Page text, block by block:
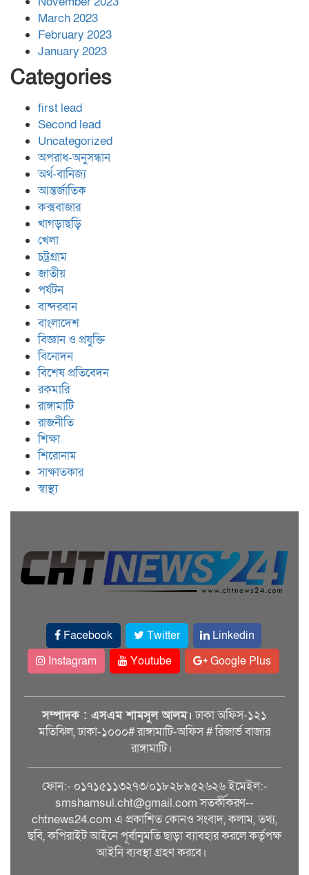
March 2023
February 2023
January 2023
Categories
first lead
Second lead
Uncategorized
অপরাধ-অনুসন্ধান
অর্থ-বানিজ্য
আন্তর্জাতিক
কক্সবাজার
খাগড়াছড়ি
খেলা
চট্রগ্রাম
জাতীয়
পর্যটন
বান্দরবান
বাংলাদেশ
বিজ্ঞান ও প্রযুক্তি
বিনোদন
বিশেষ প্রতিবেদন
রকমারি
রাঙ্গামাটি
রাজনীতি
শিক্ষা
শিরোনাম
সাক্ষাতকার
স্বাস্থ্য
Facebook Twitter
Linkedin
Instagram
Youtube Google Plus
সম্পাদক : এসএম শামসুল আলম। ঢাকা অফিস-১২১
মতিঝিল, ঢাকা-১০০০# রাঙ্গামাটি-অফিস # রিজার্ভ বাজার
রাঙ্গামাটি।
ফোন:- ০১৭১৫১১৩২৭৩/০১৮২৮৯৫২৬২৬ ইমেইল:-
smshamsul.cht@gmail.com সতর্কীকরণ--
chtnews24.com এ প্রকাশিত কোনও সংবাদ, কলাম, তথ্য,
ছবি, কপিরাইট আইনে পূর্বানুমতি ছাড়া ব্যাবহার করলে কর্তৃপক্ষ
আইনি ব্যবস্থা গ্রহণ করবে।